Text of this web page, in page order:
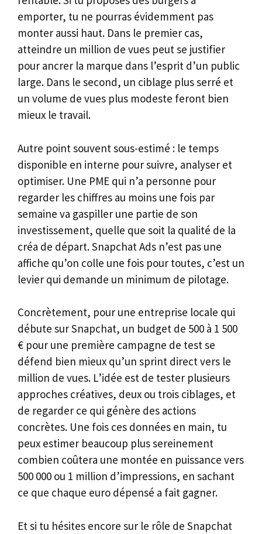
emporter, tu ne pourras évidemment pas
monter aussi haut. Dans le premier cas,
atteindre un million de vues peut se justifier
pour ancrer la marque dans l’esprit d’un public
large. Dans le second, un ciblage plus serré et
un volume de vues plus modeste feront bien
mieux le travail.
Autre point souvent sous-estimé : le temps
disponible en interne pour suivre, analyser et
optimiser. Une PME qui n’a personne pour
regarder les chiffres au moins une fois par
semaine va gaspiller une partie de son
investissement, quelle que soit la qualité de la
créa de départ. Snapchat Ads n’est pas une
affiche qu’on colle une fois pour toutes, c’est un
levier qui demande un minimum de pilotage.
Concrètement, pour une entreprise locale qui
débute sur Snapchat, un budget de 500 à 1 500
€ pour une première campagne de test se
défend bien mieux qu’un sprint direct vers le
million de vues. L’idée est de tester plusieurs
approches créatives, deux ou trois ciblages, et
de regarder ce qui génère des actions
concrètes. Une fois ces données en main, tu
peux estimer beaucoup plus sereinement
combien coûtera une montée en puissance vers
500 000 ou 1 million d’impressions, en sachant
ce que chaque euro dépensé a fait gagner.
Et si tu hésites encore sur le rôle de Snapchat